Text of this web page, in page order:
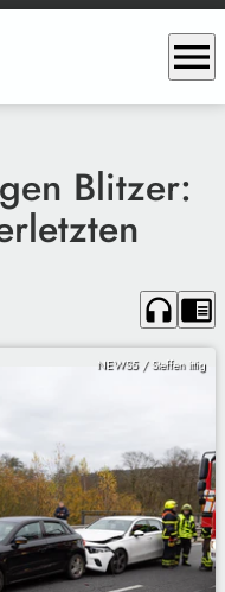
menu
Blitzer:
headphones chrome_reader_mode
NEWS5 / Steffen Ittig